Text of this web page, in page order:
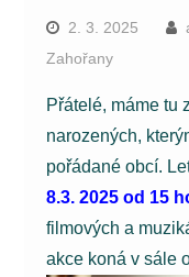
2. 3. 2025
Zahořany
Přátelé, máme tu
narozených,
pořádané obcí.
8.3. 2025 od 15
filmových a
akce koná v sále